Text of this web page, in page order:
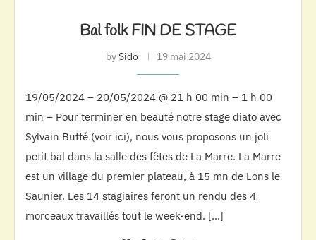
Bal folk FIN DE STAGE
bySido 19 mai 2024
19/05/2024 – 20/05/2024 @ 21 h 00 min – 1 h 00
min – Pour terminer en beauté notre stage diato avec
Sylvain Butté (voir ici), nous vous proposons un joli
petit bal dans la salle des fêtes de La Marre. La Marre
est un village du premier plateau, à 15 mn de Lons le
Saunier. Les 14 stagiaires feront un rendu des 4
morceaux travaillés tout le week-end. […]